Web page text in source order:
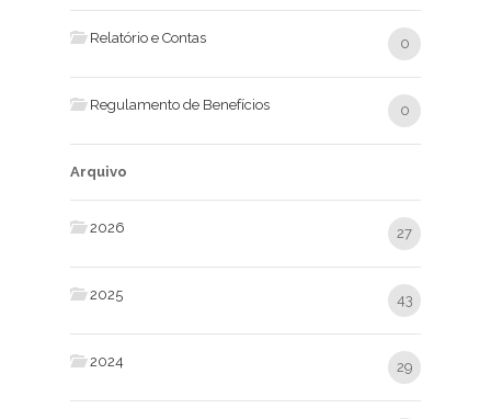
Relatório e Contas 0
Regulamento de Benefícios 0
Arquivo
2026 27
2025 43
2024 29